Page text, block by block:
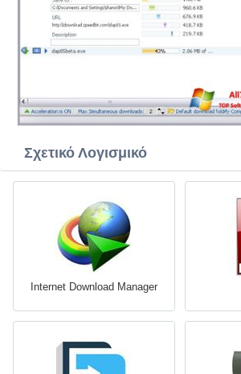
Σχετικό Λογισμικό
Internet Download Manager